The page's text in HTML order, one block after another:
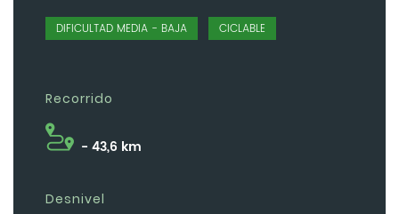
DIFICULTAD MEDIA - BAJA CICLABLE
Recorrido
- 43,6 km
Desnivel